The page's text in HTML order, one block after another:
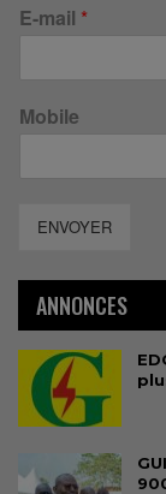
E-mail *
Mobile
ENVOYER
ANNONCES